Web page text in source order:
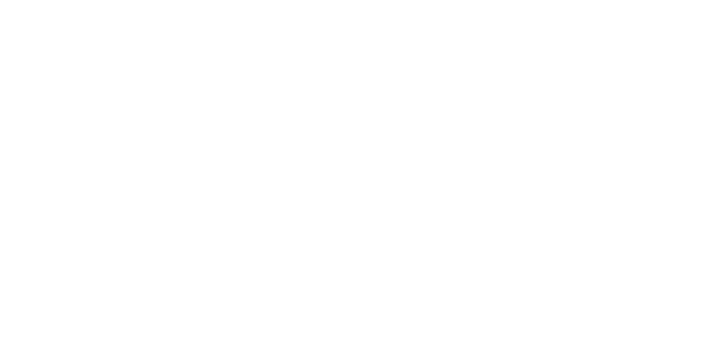
è stato chiuso.
incredibilmente bella. Immergiti nella sua natura selvaggia, fatta di colori brillanti e rilassanti silenzi. Attraversa gli alpeggi circondati dai
che tu abbia mai assaggiato direttamente dall’alpigiano come si faceva una volta